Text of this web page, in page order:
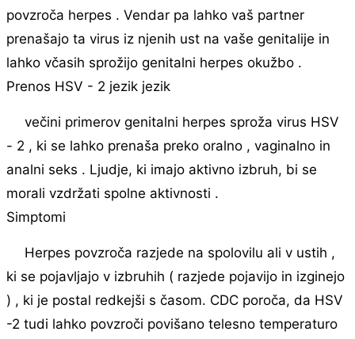
povzroča herpes . Vendar pa lahko vaš partner
prenašajo ta virus iz njenih ust na vaše genitalije in
lahko včasih sprožijo genitalni herpes okužbo .
Prenos HSV - 2 jezik jezik
večini primerov genitalni herpes sproža virus HSV
- 2 , ki se lahko prenaša preko oralno , vaginalno in
analni seks . Ljudje, ki imajo aktivno izbruh, bi se
morali vzdržati spolne aktivnosti .
Simptomi
Herpes povzroča razjede na spolovilu ali v ustih ,
ki se pojavljajo v izbruhih ( razjede pojavijo in izginejo
) , ki je postal redkejši s časom. CDC poroča, da HSV
-2 tudi lahko povzroči povišano telesno temperaturo